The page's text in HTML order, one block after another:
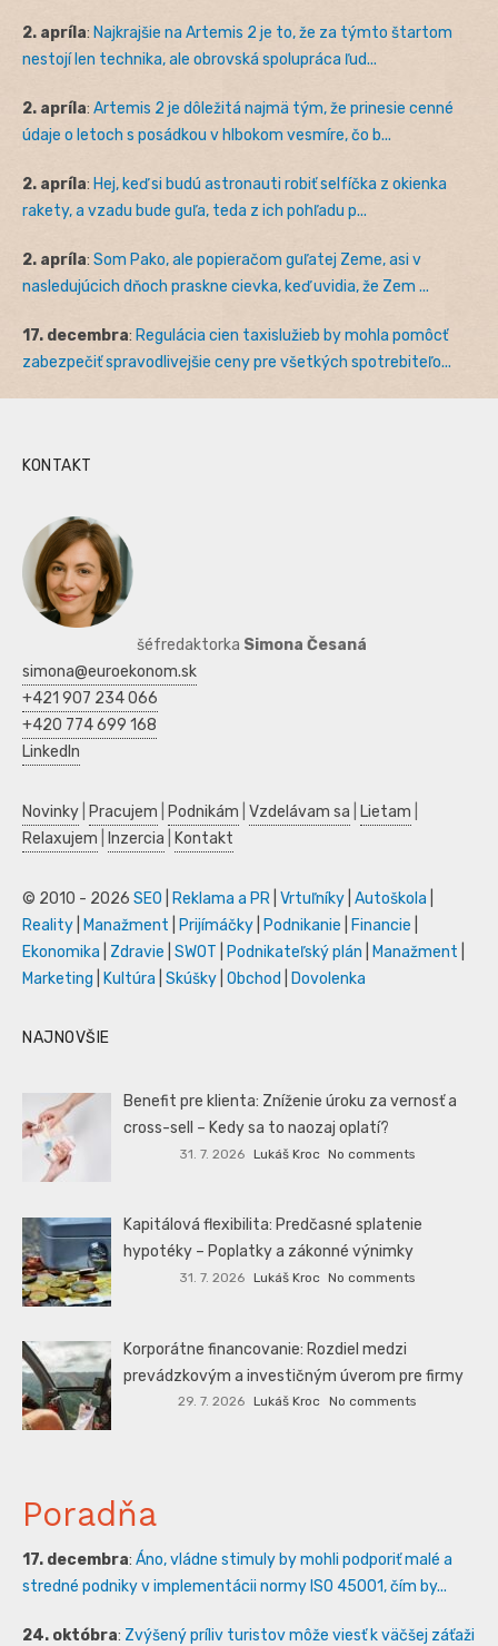
2. apríla: Najkrajšie na Artemis 2 je to, že za týmto štartom
nestojí len technika, ale obrovská spolupráca ľud...
2. apríla: Artemis 2 je dôležitá najmä tým, že prinesie cenné
údaje o letoch s posádkou v hlbokom vesmíre, čo b...
2. apríla: Hej, keď si budú astronauti robiť selfíčka z okienka
rakety, a vzadu bude guľa, teda z ich pohľadu p...
2. apríla: Som Pako, ale popieračom guľatej Zeme, asi v
nasledujúcich dňoch praskne cievka, keď uvidia, že Zem ...
17. decembra: Regulácia cien taxislužieb by mohla pomôcť
zabezpečiť spravodlivejšie ceny pre všetkých spotrebiteľo...
KONTAKT
šéfredaktorka Simona Česaná
simona@euroekonom.sk
+421 907 234 066
+420 774 699 168
LinkedIn
Novinky Pracujem Podnikám Vzdelávam sa Lietam
Relaxujem
Inzercia Kontakt
© 2010 - 2026 SEO Reklama a PR Vrtuľníky Autoškola
Reality
Manažment Prijímáčky Podnikanie Financie
Ekonomika
Zdravie SWOT Podnikateľský plán Manažment
Marketing
Kultúra Skúšky Obchod Dovolenka
NAJNOVŠIE
Benefit pre klienta: Zníženie úroku za vernosť a
cross-sell – Kedy sa to naozaj oplatí?
31. 7. 2026 Lukáš Kroc No comments
Kapitálová flexibilita: Predčasné splatenie
hypotéky – Poplatky a zákonné výnimky
31. 7. 2026 Lukáš Kroc No comments
Korporátne financovanie: Rozdiel medzi
prevádzkovým a investičným úverom pre firmy
29. 7. 2026 Lukáš Kroc No comments
Poradňa
17. decembra: Áno, vládne stimuly by mohli podporiť malé a
stredné podniky v implementácii normy ISO 45001, čím by...
24. októbra: Zvýšený príliv turistov môže viesť k väčšej záťaži